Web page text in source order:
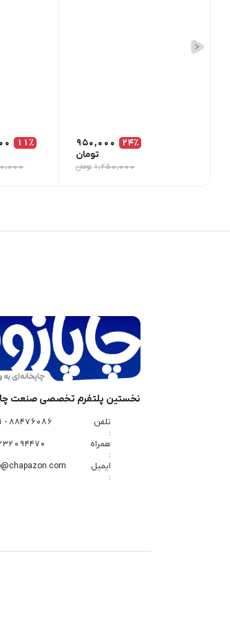
24٪
950,000
تومان
1,250,000 تومان
11٪
نخستین پلتفرم تخصصی صنعت
تلفن
:
88476086 - 021
همراه
:
ایمیل
: